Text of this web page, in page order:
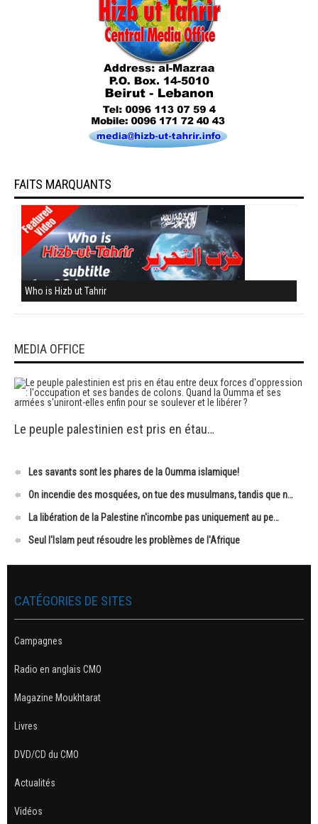
FAITS MARQUANTS
Who is Hizb ut Tahrir
MEDIA OFFICE
Le peuple palestinien est pris en étau…
Les savants sont les phares de la Oumma islamique!
On incendie des mosquées, on tue des musulmans, tandis que n…
La libération de la Palestine n'incombe pas uniquement au pe…
Seul l'Islam peut résoudre les problèmes de l'Afrique
CATÉGORIES DE SITES
Campagnes
Radio en anglais CMO
Magazine Moukhtarat
Livres
DVD/CD du CMO
Actualités
Vidéos